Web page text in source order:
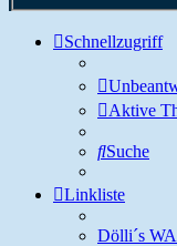
Schnellzugriff
Aktive
Suche
Linkliste
Dölli´s